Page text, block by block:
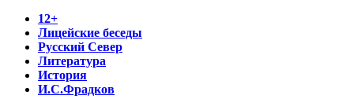
12+
Лицейские беседы
Русский Север
Литература
История
И.С.Фрадков